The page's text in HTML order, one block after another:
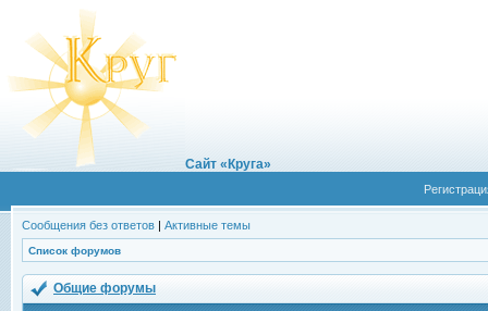
Сайт «Круга»
Сообщения без ответов | Активные темы
Список форумов
Общие форумы